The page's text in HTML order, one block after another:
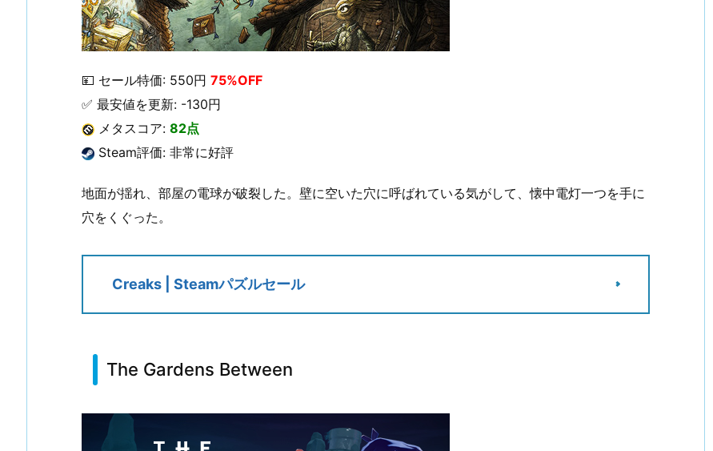
💴 セール特価: 550円 75%OFF
✅ 最安値を更新: -130円
メタスコア: 82点
Steam評価: 非常に好評
地面が揺れ、部屋の電球が破裂した。壁に空いた穴に呼ばれている気がして、懐中電灯一つを手に
穴をくぐった。
Creaks | Steamパズルセール
The Gardens Between